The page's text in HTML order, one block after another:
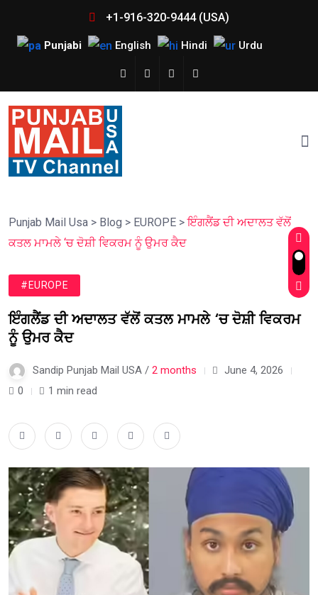
+1-916-320-9444 (USA)
Punjabi English Hindi Urdu
Punjab Mail Usa > Blog > EUROPE >ਇੰਗਲੈਂਡ ਦੀ ਅਦਾਲਤ ਵੱਲੋਂ
ਕਤਲ ਮਾਮਲੇ ‘ਚ ਦੋਸ਼ੀ ਵਿਕਰਮ ਨੂੰ ਉਮਰ ਕੈਦ
#EUROPE
ਇੰਗਲੈਂਡ ਦੀ ਅਦਾਲਤ ਵੱਲੋਂ ਕਤਲ ਮਾਮਲੇ ‘ਚ ਦੋਸ਼ੀ ਵਿਕਰਮ
ਨੂੰ ਉਮਰ ਕੈਦ
Sandip Punjab Mail USA / 2 months
June 4, 2026
0
1 min read